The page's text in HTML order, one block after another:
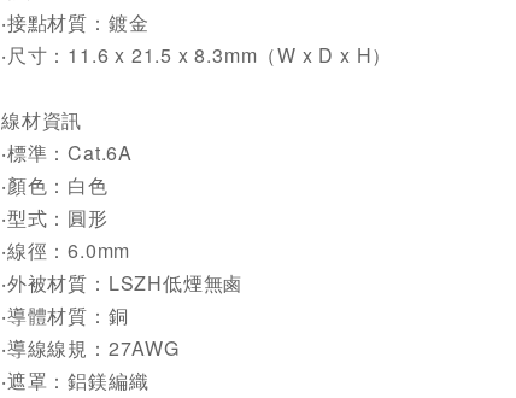
‧接點材質：鍍金
‧尺寸：11.6 x 21.5 x 8.3mm（W x D x H）
線材資訊
‧標準：Cat.6A
‧顏色：白色
‧型式：圓形
‧線徑：6.0mm
‧外被材質：LSZH低煙無鹵
‧導體材質：銅
‧導線線規：27AWG
‧遮罩：鋁鎂編織